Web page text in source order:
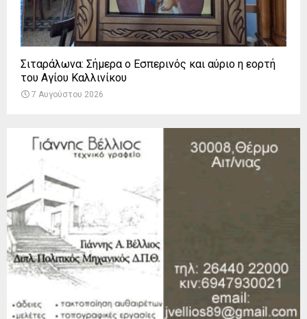
Σιταράλωνα: Σήμερα ο Εσπερινός και αύριο η εορτή
του Αγίου Καλλινίκου
7 Αυγούστου 2026